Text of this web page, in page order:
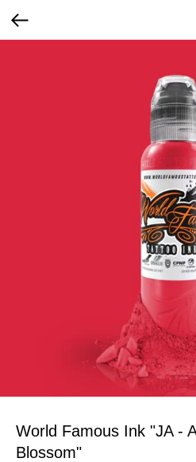
World Famous Ink "JA -
Blossom"